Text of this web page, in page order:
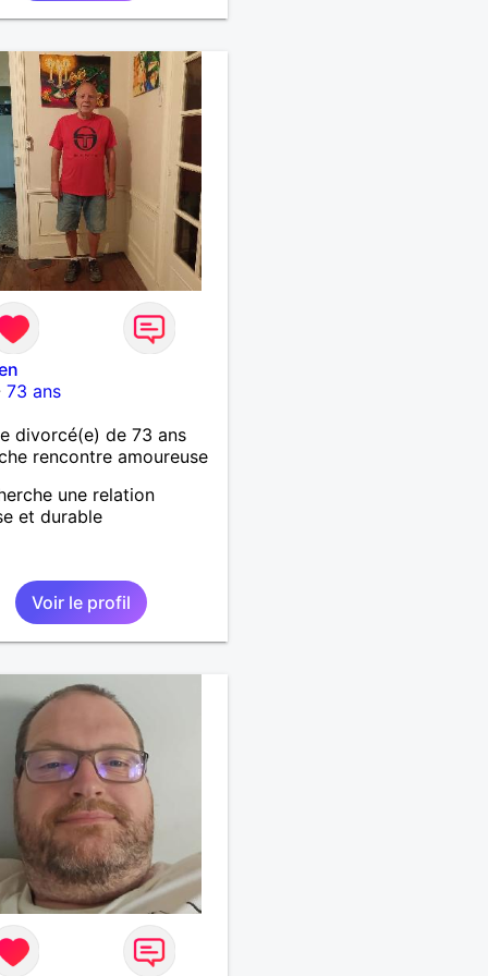
73 ans
divorcé(e) de 73 ans
rencontre amoureuse
une relation
et durable
Voir le profil